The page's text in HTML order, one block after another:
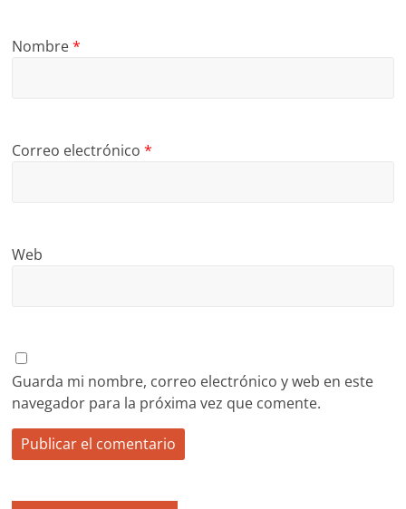
Nombre*
Correo electrónico*
Web
Guarda mi nombre, correo electrónico y web en este
navegador para la próxima vez que comente.